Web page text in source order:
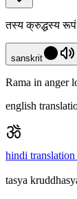
तस्य क्रुद्धस्य रूपं
sanskrit
Rama in anger
english
hindi
tasya